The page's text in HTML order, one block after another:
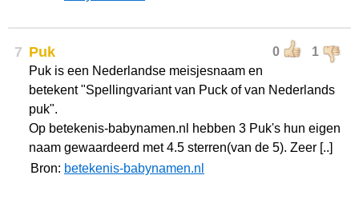
7 0 1
Puk
Puk is een Nederlandse meisjesnaam en
betekent "Spellingvariant van Puck of van Nederlands
puk".
Op betekenis-babynamen.nl hebben 3 Puk's hun eigen
naam gewaardeerd met 4.5 sterren(van de 5). Zeer [..]
Bron: betekenis-babynamen.nl